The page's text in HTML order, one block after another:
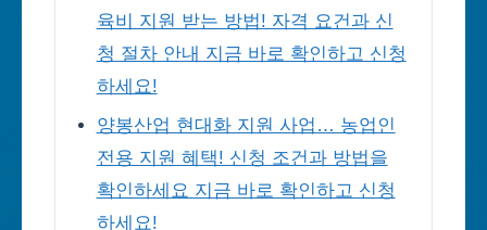
육비 지원 받는 방법! 자격 요건과 신
청 절차 안내 지금 바로 확인하고 신청
하세요!
양봉산업 현대화 지원 사업… 농업인
전용 지원 혜택! 신청 조건과 방법을
확인하세요 지금 바로 확인하고 신청
하세요!